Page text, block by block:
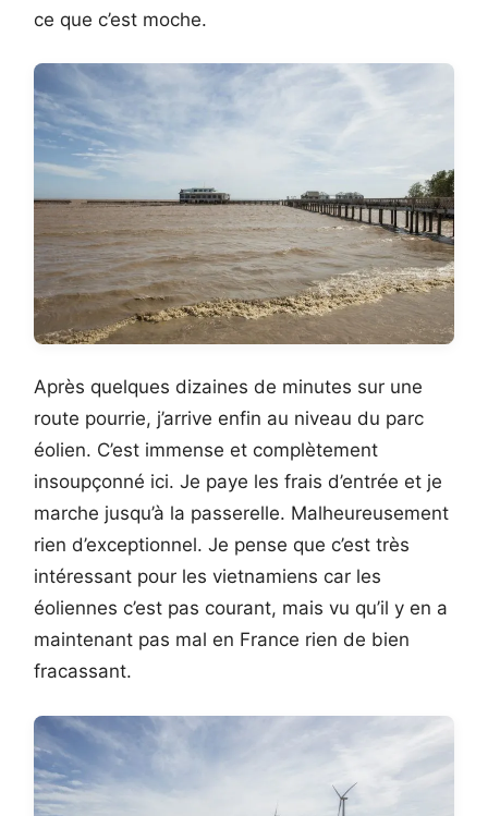
ce que c’est moche.
Après quelques dizaines de minutes sur une
route pourrie, j’arrive enfin au niveau du parc
éolien. C’est immense et complètement
insoupçonné ici. Je paye les frais d’entrée et je
marche jusqu’à la passerelle. Malheureusement
rien d’exceptionnel. Je pense que c’est très
intéressant pour les vietnamiens car les
éoliennes c’est pas courant, mais vu qu’il y en a
maintenant pas mal en France rien de bien
fracassant.